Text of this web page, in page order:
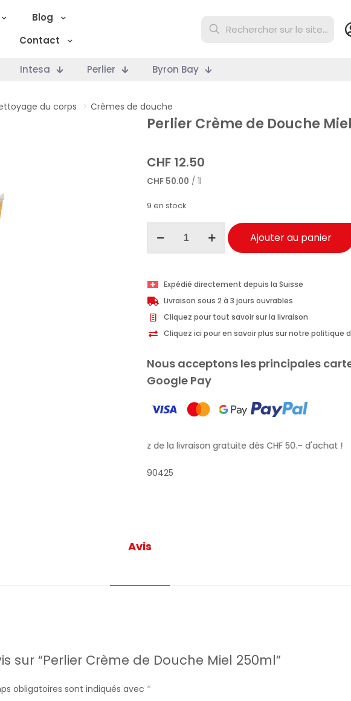
Blog
Contact
Intesa Perlier Byron Bay
du corps > Crèmes de douche
Perlier Crème de Douche
CHF 12.50
CHF 50.00 / 1l
9 en stock
de
Douche
Miel
250ml
Ajouter au panier
Expédié directement depuis la Suisse
Livraison sous 2 à 3 jours ouvrables
Cliquez pour tout savoir sur la livraison
Cliquez ici pour en savoir plus sur notre politique
Nous acceptons les principales
Google Pay
Profitez de la livraison gratuite dès CHF 50.– d'achat !
90425
Avis
sur “Perlier Crème de Douche Miel 250ml”
obligatoires sont indiqués avec *